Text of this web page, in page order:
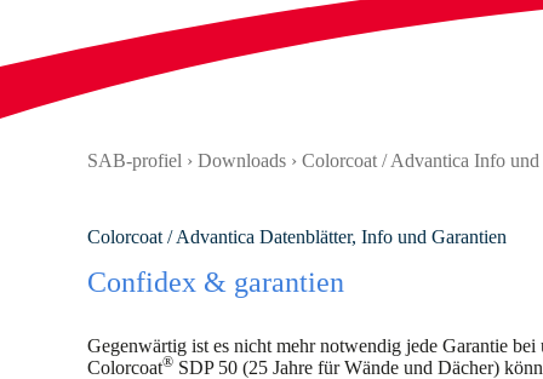
SAB-profiel › Downloads › Colorcoat / Advantica Info und
Colorcoat / Advantica Datenblätter, Info und Garantien
Confidex & garantien
Gegenwärtig ist es nicht mehr notwendig jede Garantie
Colorcoat® SDP 50 (25 Jahre für Wände und Dächer)